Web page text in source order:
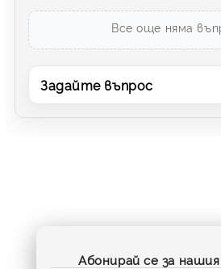
Все още няма
Задайте въпрос
Абонирай се за